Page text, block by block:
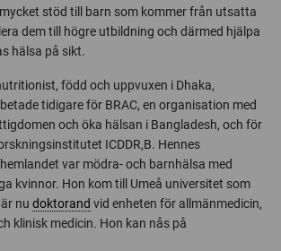
stöd till barn som kommer från utsatta
dem till högre utbildning och därmed hjälpa
hälsa på sikt.
född och uppvuxen i Dhaka,
tidigare för BRAC, en organisation med
och öka hälsan i Bangladesh, och för
ICDDR,B. Hennes
var mödra- och barnhälsa med
kvinnor. Hon kom till Umeå universitet som
nu doktorand vid enheten för allmänmedicin,
klinisk medicin. Hon kan nås på